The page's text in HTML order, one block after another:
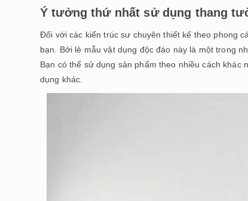
Ý tưởng thứ nhất sử dụng thang
Đối với các kiến trúc sư chuyên thiết kế theo phong
bạn. Bởi lẻ mẫu vật dụng độc đáo này là một trong
Bạn có thể sử dụng sản phẩm theo nhiều cách
dụng khác.